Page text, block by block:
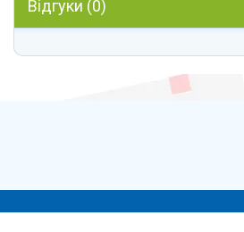
Відгуки (0)